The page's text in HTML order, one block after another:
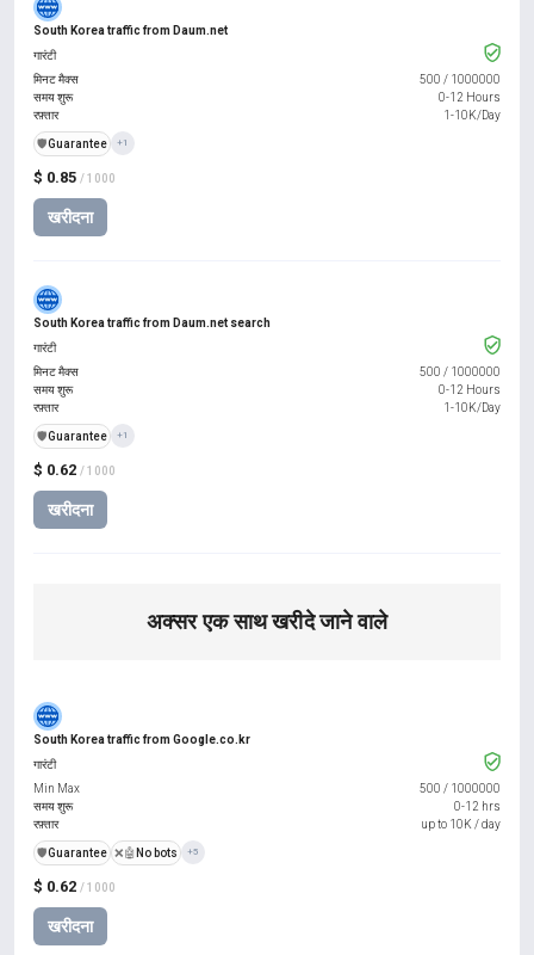
South Korea traffic from Daum.net
$ 0.85 / 1000
खरीदना
गारंटी
मिनट मैक्स
500 / 1000000
समय शुरू
0-12 Hours
रफ़्तार
1-10K/Day
️🛡️Guarantee +1
South Korea traffic from Daum.net search
$ 0.62 / 1000
खरीदना
गारंटी
मिनट मैक्स
500 / 1000000
समय शुरू
0-12 Hours
रफ़्तार
1-10K/Day
️🛡️Guarantee +1
अक्सर एक साथ खरीदे जाने वाले
South Korea traffic from Google.co.kr
$ 0.62 / 1000
खरीदना
गारंटी
Min Max
500 / 1000000
समय शुरू
0-12 hrs
रफ़्तार
up to 10K / day
️🛡️Guarantee ❌🤖 No bots +5